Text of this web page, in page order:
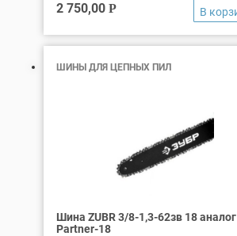
2 750,00 Р
ШИНЫ ДЛЯ ЦЕПНЫХ ПИЛ
Шина ZUBR 3/8-1,3-62зв 18 аналог
Partner-18